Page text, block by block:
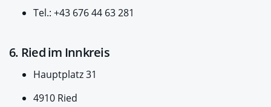
Tel.: +43 676 44 63 281
6. Ried im Innkreis
Hauptplatz 31
4910 Ried